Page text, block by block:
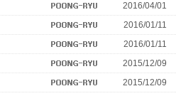
2016/04/01
2016/01/11
2016/01/11
2015/12/09
2015/12/09